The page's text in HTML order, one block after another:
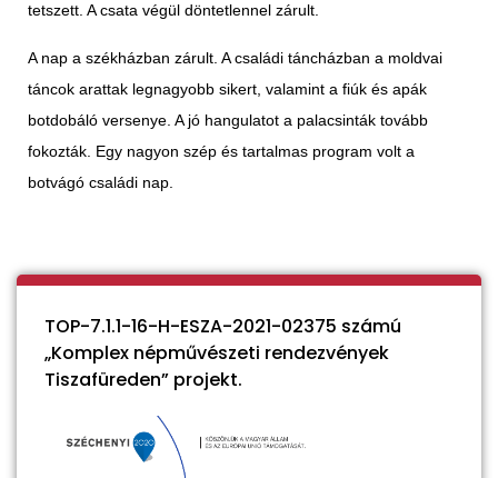
tetszett. A csata végül döntetlennel zárult.
A nap a székházban zárult. A családi táncházban a moldvai
táncok arattak legnagyobb sikert, valamint a fiúk és apák
botdobáló versenye. A jó hangulatot a palacsinták tovább
fokozták. Egy nagyon szép és tartalmas program volt a
botvágó családi nap.
TOP-7.1.1-16-H-ESZA-2021-02375 számú
„Komplex népművészeti rendezvények
Tiszafüreden” projekt.